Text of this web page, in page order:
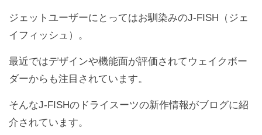
ジェットユーザーにとってはお馴染みのJ-FISH（ジェ
イフィッシュ）。
最近ではデザインや機能面が評価されてウェイクボー
ダーからも注目されています。
そんなJ-FISHのドライスーツの新作情報がブログに紹
介されています。